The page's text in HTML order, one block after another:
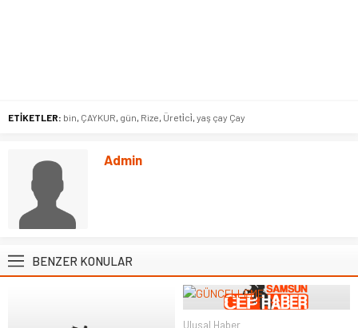
ETİKETLER: bin, ÇAYKUR, gün, Rize, Üreti̇ci̇, yaş çay Çay
Admin
BENZER KONULAR
Ulusal Haber